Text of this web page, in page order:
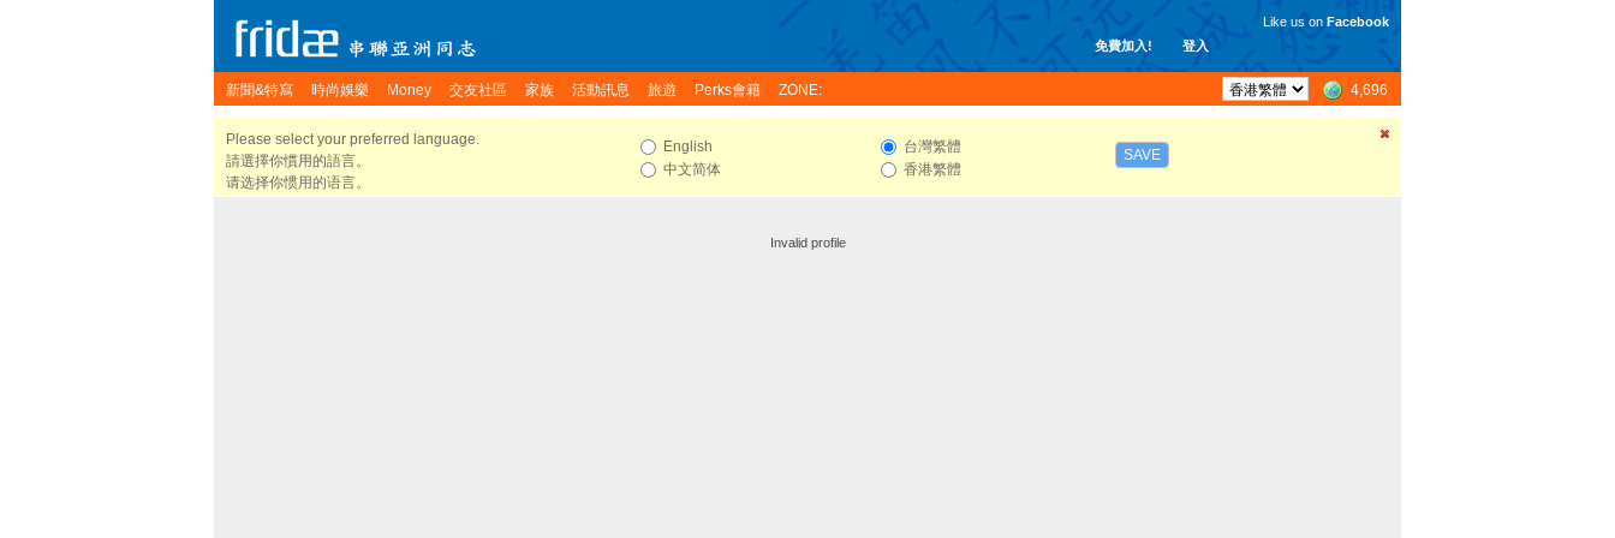
免費加入! 登入
Like us on Facebook
新聞&特寫 時尚娛樂 Money 交友社區 家族 活動訊息 旅遊 Perks會籍 ZONE: 4,696
Please select your preferred language.
請選擇你慣用的語言。
请选择你惯用的语言。
English
中文简体
台灣繁體
香港繁體
SAVE
Invalid profile